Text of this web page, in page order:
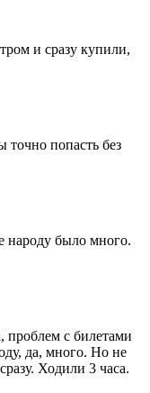
и сразу купили,
точно попасть без
народу было много.
проблем с билетами
да, много. Но не
Ходили 3 часа.